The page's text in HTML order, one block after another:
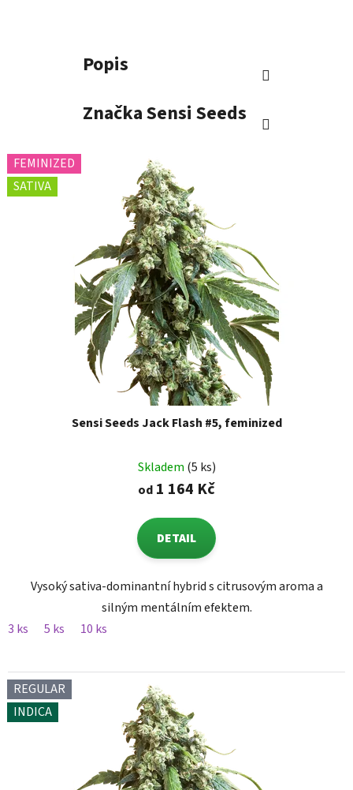
Popis
ZnačkaSensi Seeds
FEMINIZED
SATIVA
Sensi Seeds Jack Flash #5, feminized
Skladem (5 ks)
od 1 164 Kč
DETAIL
Vysoký sativa-dominantní hybrid s citrusovým aroma a
silným mentálním efektem.
3 ks
5 ks 10 ks
REGULAR
INDICA